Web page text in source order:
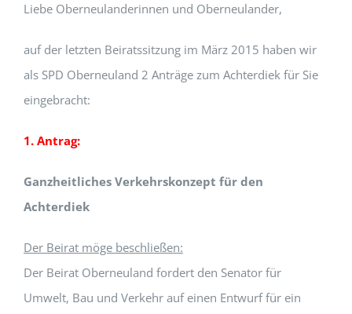
Liebe Oberneulanderinnen und Oberneulander,
auf der letzten Beiratssitzung im März 2015 haben wir
als SPD Oberneuland 2 Anträge zum Achterdiek für Sie
eingebracht:
1. Antrag:
Ganzheitliches Verkehrskonzept für den
Achterdiek
Der Beirat möge beschließen:
Der Beirat Oberneuland fordert den Senator für
Umwelt, Bau und Verkehr auf einen Entwurf für ein